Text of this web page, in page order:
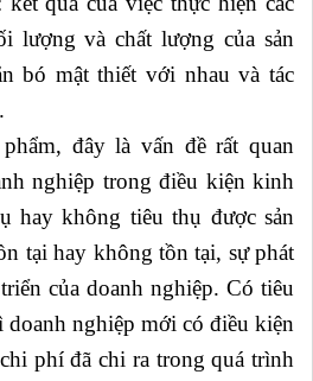
lượng và chất lượng của sản
bó mật thiết với nhau và tác
đây là vấn đề rất quan
nghiệp trong điều kiện kinh
hay không tiêu thụ được sản
tại hay không tồn tại, sự phát
của doanh nghiệp. Có tiêu
doanh nghiệp mới có điều kiện
phí đã chi ra trong quá trình